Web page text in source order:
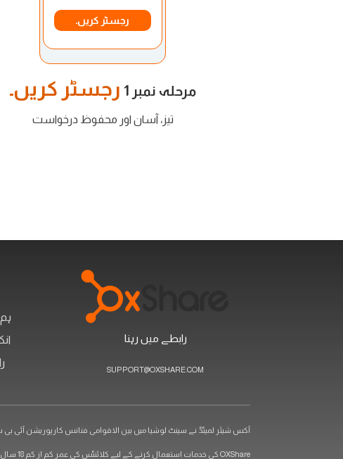
رجسٹر کریں۔
مرحلہ نمبر 1 رجسٹر کریں۔
تیز، آسان اور محفوظ درخواست
رابطے میں رہنا
SUPPORT@OXSHARE.COM
آکس شیئر لمیٹڈ نے سینٹ لوشیا میں بین الاقوامی فنانس کارپوریشن آئی بی سی کے ذریعہ رجسٹریشن نمبر 00101 کے تحت رجسٹرڈ کیا (رجسٹرڈ آفس گراؤنڈ
OXShare کی خدمات استعمال کرنے کے لیے کلائنٹس کی عمر کم از کم 18 سال ہونی چاہیے۔